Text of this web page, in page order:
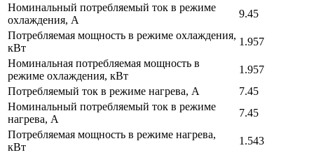
Номинальный потребляемый ток в режиме
охлаждения, А
9.45
Потребляемая мощность в режиме охлаждения,
кВт
1.957
Номинальная потребляемая мощность в
режиме охлаждения, кВт
1.957
Потребляемый ток в режиме нагрева, А
7.45
Номинальный потребляемый ток в режиме
нагрева, А
7.45
Потребляемая мощность в режиме нагрева,
кВт
1.543